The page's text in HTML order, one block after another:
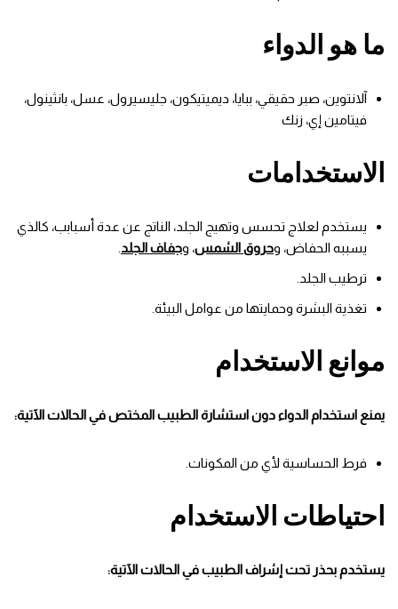
ما هو الدواء
آلانتوين، صبر حقيقي، ببايا، ديميتيكون، جليسيرول، عسل، بانثينول،
فيتامين إي، زنك
الاستخدامات
يستخدم لعلاج تحسس وتهيج الجلد، الناتج عن عدة أسبابب، كالذي
يسببه الحفاض، وحروق الشمس، وجفاف الجلد
ترطيب الجلد.
تغذية البشرة وحمايتها من عوامل البيئة.
موانع الاستخدام
يمنع استخدام الدواء دون استشارة الطبيب المختص في الحالات الآتية:
فرط الحساسية لأي من المكونات.
احتياطات الاستخدام
يستخدم بحذر تحت إشراف الطبيب في الحالات الآتية: